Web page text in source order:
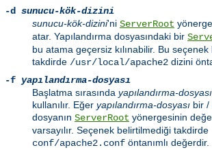
-d sunucu-kök-dizini
sunucu-kök-dizini'ni ServerRoot
atar. Yapılandırma dosyasındaki bir
bu atama geçersiz kılınabilir. Bu
takdirde /usr/local/apache2 dizini
-f yapılandırma-dosyası
Başlatma sırasında yapılandırma-dosyası
kullanılır. Eğer yapılandırma-dosyası bir /
dosyanın ServerRoot yönergesinin
varsayılır. Seçenek belirtilmediği takdirde
conf/apache2.conf öntanımlı değerdir.